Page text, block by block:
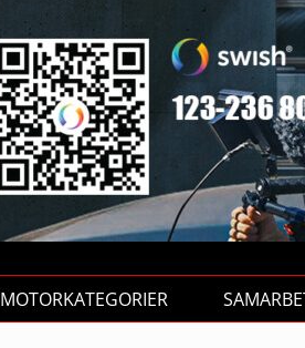
MOTORKATEGORIER